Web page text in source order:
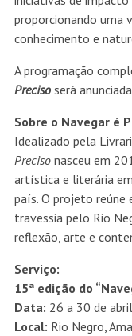
proporcionando uma
conhecimento e
A programação
Precisoserá
Sobre o Navegar é
Idealizado pela
Precisonasceu em
artística e literária
país. O projeto reúne
travessia pelo Rio
reflexão, arte e
Serviço:
15ª edição do
Data: 26 a 30 de
Local: Rio Negro,